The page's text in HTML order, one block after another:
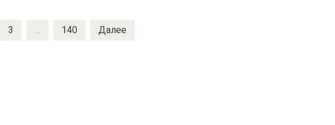
3 … 140 Далее